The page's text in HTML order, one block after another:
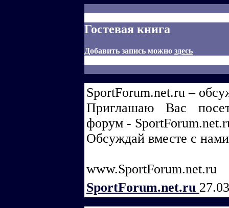
Гостевая книга
Добавить запись можно здесь
SportForum.net.ru –
Приглашаю Вас
форум -
Обсуждай вместе с
www.SportForum.net.ru
SportForum.net.ru